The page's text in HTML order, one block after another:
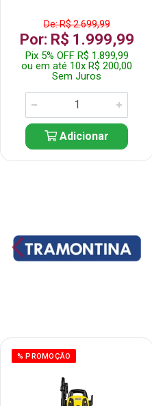
De: R$ 2.699,99
Por: R$ 1.999,99
Pix 5% OFF R$ 1.899,99
ou em até 10x R$ 200,00
Sem Juros
Adicionar
% PROMOÇÃO